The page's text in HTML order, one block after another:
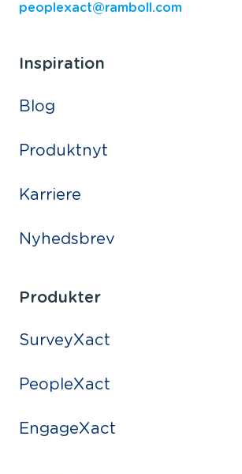
peoplexact@ramboll.com
Inspiration
Blog
Produktnyt
Karriere
Nyhedsbrev
Produkter
SurveyXact
PeopleXact
EngageXact